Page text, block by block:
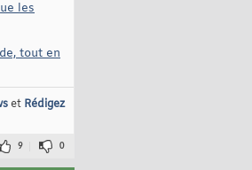
les
tout en
et Rédigez
9 0